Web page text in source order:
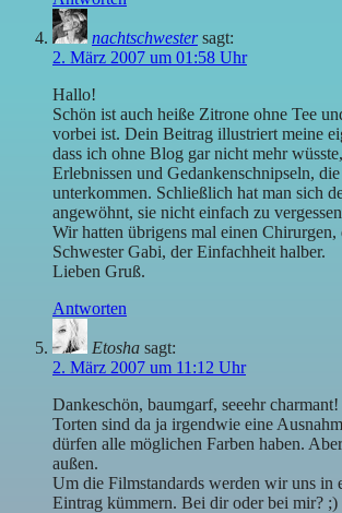
nachtschwester sagt:
2. März 2007 um 01:58 Uhr
Hallo!
Schön ist auch heiße Zitrone ohne Tee
vorbei ist. Dein Beitrag illustriert meine
dass ich ohne Blog gar nicht mehr
Erlebnissen und Gedankenschnipseln,
unterkommen. Schließlich hat man sich
angewöhnt, sie nicht einfach zu
Wir hatten übrigens mal einen Chirurgen,
Schwester Gabi, der Einfachheit halber.
Lieben Gruß.
Antworten
Etosha sagt:
2. März 2007 um 11:12 Uhr
Dankeschön, baumgarf, seeehr
Torten sind da ja irgendwie eine
dürfen alle möglichen Farben haben.
außen.
Um die Filmstandards werden wir uns in
Eintrag kümmern. Bei dir oder bei mir? ;)